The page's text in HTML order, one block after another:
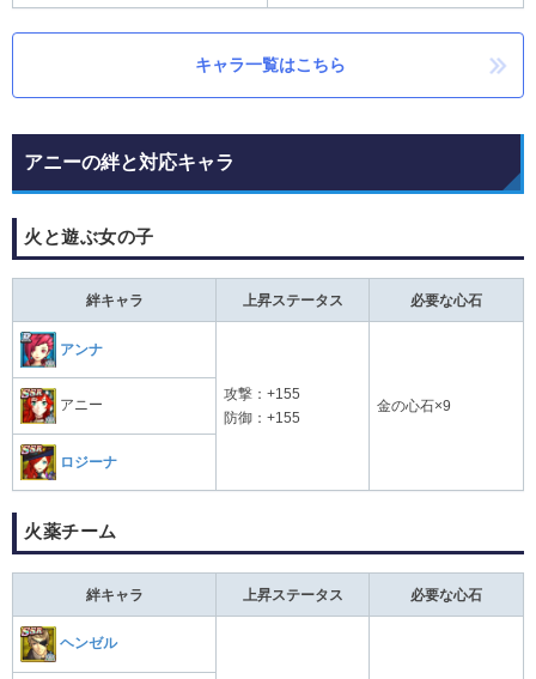
キャラ一覧はこちら
アニーの絆と対応キャラ
火と遊ぶ女の子
絆キャラ 上昇ステータス 必要な心石
アンナ
攻撃：+155
防御：+155
金の心石×9
アニー
ロジーナ
火薬チーム
絆キャラ 上昇ステータス 必要な心石
ヘンゼル